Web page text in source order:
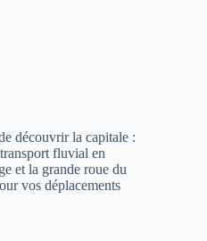
découvrir la capitale :
fluvial en
et la grande roue du
vos déplacements